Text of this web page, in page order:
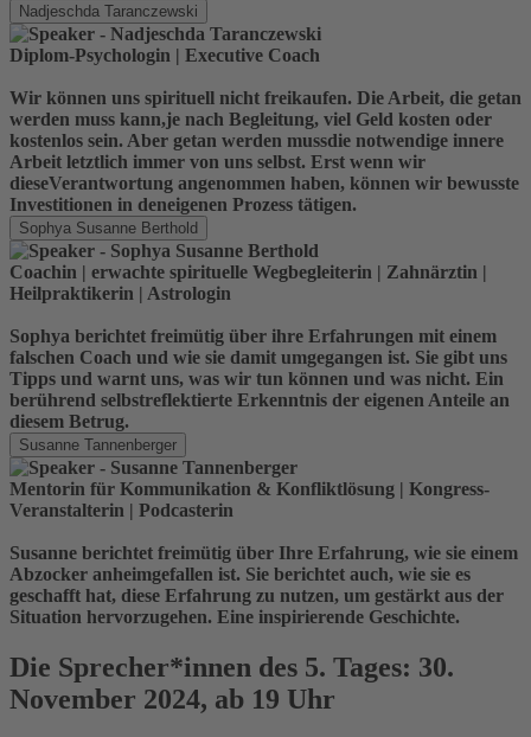
Nadjeschda Taranczewski
Diplom-Psychologin | Executive Coach
Wir können uns spirituell nicht freikaufen. Die Arbeit, die getan
werden muss kann,je nach Begleitung, viel Geld kosten oder
kostenlos sein. Aber getan werden mussdie notwendige innere
Arbeit letztlich immer von uns selbst. Erst wenn wir
dieseVerantwortung angenommen haben, können wir bewusste
Investitionen in deneigenen Prozess tätigen.
Sophya Susanne Berthold
Coachin | erwachte spirituelle Wegbegleiterin | Zahnärztin |
Heilpraktikerin | Astrologin
Sophya berichtet freimütig über ihre Erfahrungen mit einem
falschen Coach und wie sie damit umgegangen ist. Sie gibt uns
Tipps und warnt uns, was wir tun können und was nicht. Ein
berührend selbstreflektierte Erkenntnis der eigenen Anteile an
diesem Betrug.
Susanne Tannenberger
Mentorin für Kommunikation & Konfliktlösung | Kongress-
Veranstalterin | Podcasterin
Susanne berichtet freimütig über Ihre Erfahrung, wie sie einem
Abzocker anheimgefallen ist. Sie berichtet auch, wie sie es
geschafft hat, diese Erfahrung zu nutzen, um gestärkt aus der
Situation hervorzugehen. Eine inspirierende Geschichte.
Die Sprecher*innen des 5. Tages: 30.
November 2024, ab 19 Uhr